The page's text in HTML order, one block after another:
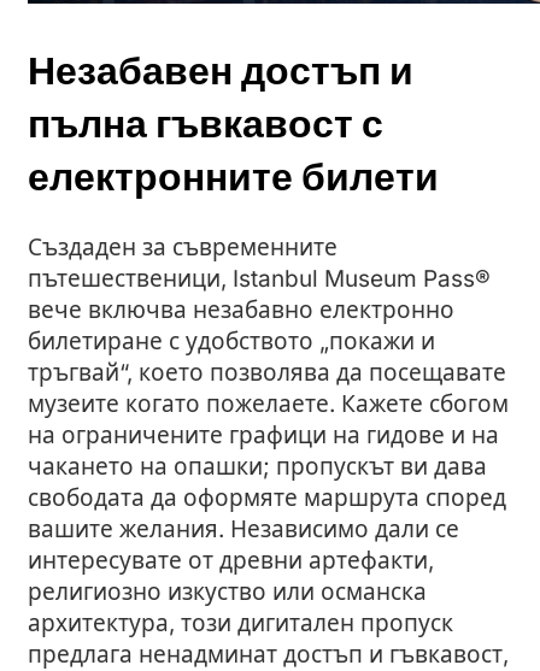
Незабавен достъп и
пълна гъвкавост с
електронните билети
Създаден за съвременните
пътешественици, Istanbul Museum Pass®
вече включва незабавно електронно
билетиране с удобството „покажи и
тръгвай“, което позволява да посещавате
музеите когато пожелаете. Кажете сбогом
на ограничените графици на гидове и на
чакането на опашки; пропускът ви дава
свободата да оформяте маршрута според
вашите желания. Независимо дали се
интересувате от древни артефакти,
религиозно изкуство или османска
архитектура, този дигитален пропуск
предлага ненадминат достъп и гъвкавост,